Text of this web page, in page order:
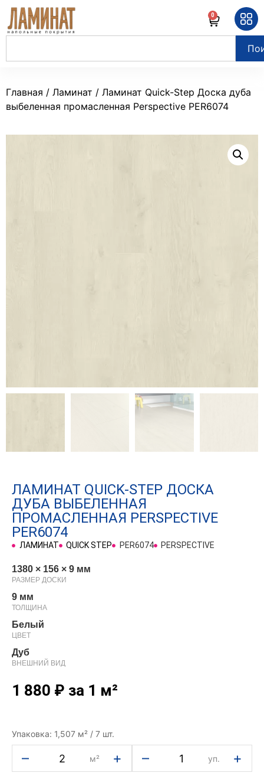
0
Главная / Ламинат / Ламинат Quick-Step Доска дуба
выбеленная промасленная Perspective PER6074
ЛАМИНАТ QUICK-STEP ДОСКА
ДУБА ВЫБЕЛЕННАЯ
ПРОМАСЛЕННАЯ PERSPECTIVE
PER6074
ЛАМИНАТ QUICK STEP PER6074 PERSPECTIVE
1380 × 156 × 9 мм
РАЗМЕР ДОСКИ
9 мм
ТОЛЩИНА
Белый
ЦВЕТ
Дуб
ВНЕШНИЙ ВИД
1 880 ₽ за 1 м²
Упаковка: 1,507 м² / 7 шт.
– м² + – уп. +